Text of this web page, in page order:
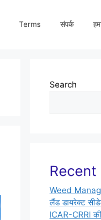
Terms संपर्क
Search
Recent
Weed
लैंड डायरेक्ट
ICAR-CRRI